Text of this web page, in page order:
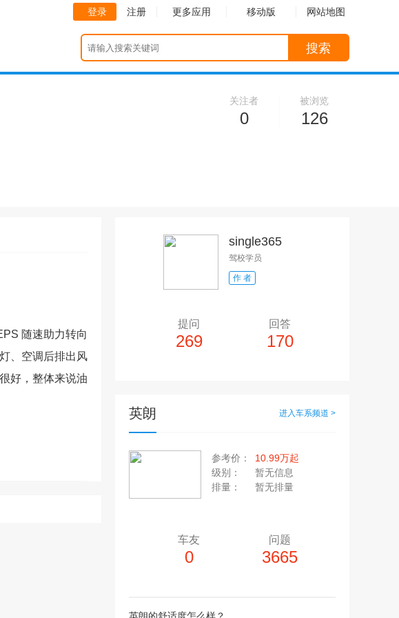
登录 注册 更多应用 移动版 网站地图
搜索
被浏览
126
关注者
0
随速助力转向
、空调后排出风
好，整体来说油
single365
驾校学员
作 者
提问
269
回答
170
英朗 进入车系频道 >
参考价：
10.99万起
级别：
暂无信息
排量：
暂无排量
车友
0
问题
3665
上传视频最多10个，单个视频小于200M